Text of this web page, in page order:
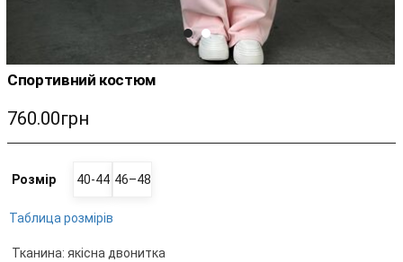
Спортивний костюм
760.00грн
Розмір 40-44 46–48
Таблица розмірів
Тканина: якісна двонитка